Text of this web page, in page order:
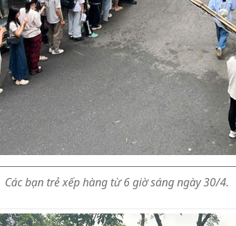
Các bạn trẻ xếp hàng từ 6 giờ sáng ngày 30/4.